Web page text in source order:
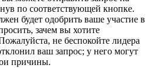
по соответствующей кнопке.
будет одобрить ваше участие в
зачем вы хотите
не беспокойте лидера
ваш запрос; у него могут
причины.